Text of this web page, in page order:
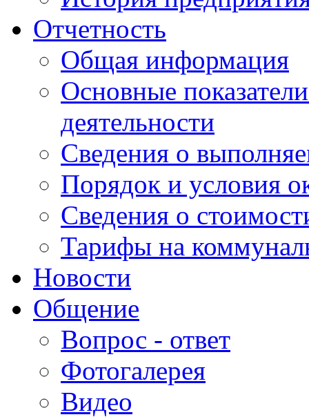
Отчетность
Общая информация
Основные
деятельности
Сведения о
Порядок и условия
Сведения о
Тарифы на
Новости
Общение
Вопрос - ответ
Фотогалерея
Видео